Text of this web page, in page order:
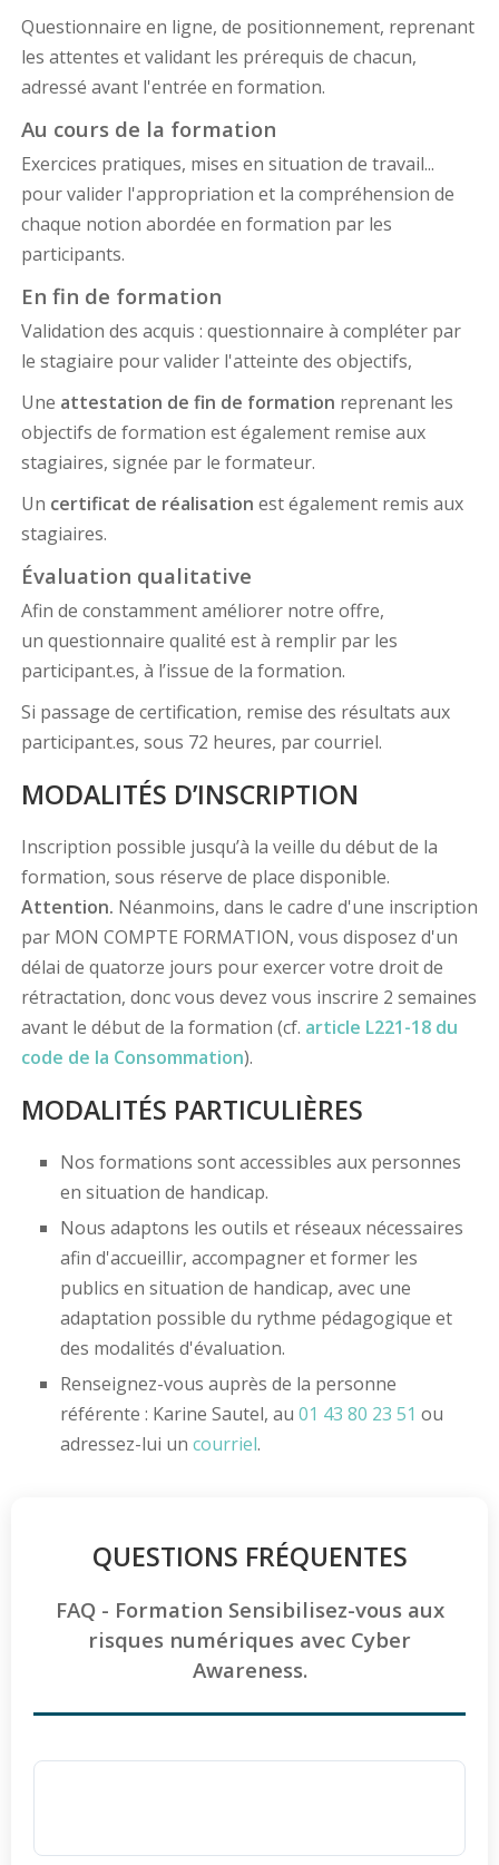
Questionnaire en ligne, de positionnement, reprenant
les attentes et validant les prérequis de chacun,
adressé avant l'entrée en formation.
Au cours de la formation
Exercices pratiques, mises en situation de travail...
pour valider l'appropriation et la compréhension de
chaque notion abordée en formation par les
participants.
En fin de formation
Validation des acquis : questionnaire à compléter par
le stagiaire pour valider l'atteinte des objectifs,
Une attestation de fin de formation reprenant les
objectifs de formation est également remise aux
stagiaires, signée par le formateur.
Un certificat de réalisation est également remis aux
stagiaires.
Évaluation qualitative
Afin de constamment améliorer notre offre,
un questionnaire qualité est à remplir par les
participant.es, à l’issue de la formation.
Si passage de certification, remise des résultats aux
participant.es, sous 72 heures, par courriel.
MODALITÉS D’INSCRIPTION
Inscription possible jusqu’à la veille du début de la
formation, sous réserve de place disponible.
Attention. Néanmoins, dans le cadre d'une inscription
par MON COMPTE FORMATION, vous disposez d'un
délai de quatorze jours pour exercer votre droit de
rétractation, donc vous devez vous inscrire 2 semaines
avant le début de la formation (cf. article L221-18 du
code de la Consommation).
MODALITÉS PARTICULIÈRES
Nos formations sont accessibles aux personnes
en situation de handicap.
Nous adaptons les outils et réseaux nécessaires
afin d'accueillir, accompagner et former les
publics en situation de handicap, avec une
adaptation possible du rythme pédagogique et
des modalités d'évaluation.
Renseignez-vous auprès de la personne
référente : Karine Sautel, au 01 43 80 23 51 ou
adressez-lui un courriel.
QUESTIONS FRÉQUENTES
FAQ - Formation Sensibilisez-vous aux
risques numériques avec Cyber
Awareness.